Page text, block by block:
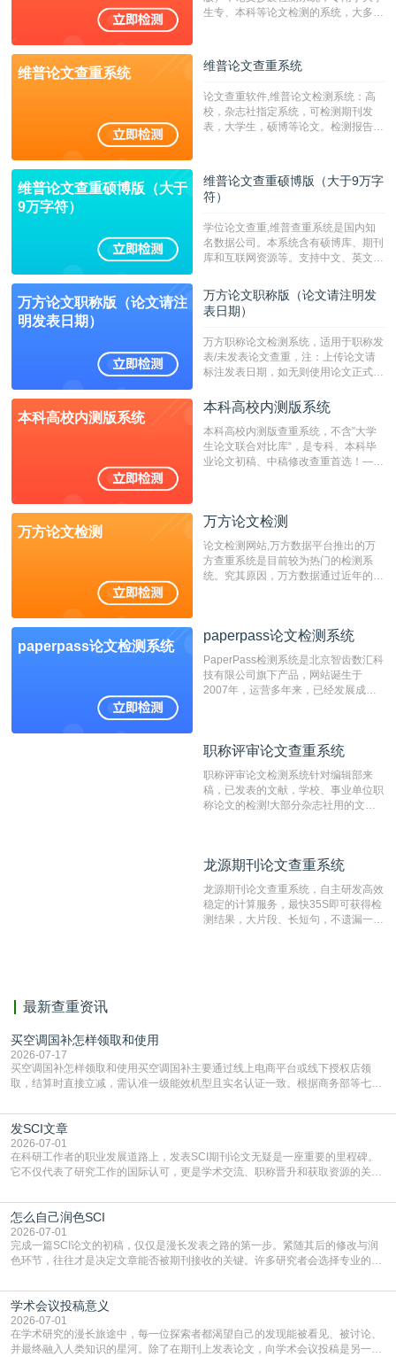
生专、本科等论文检测的系统，大多数
维普论文查重系统 维普论文查重系统
论文查重软件,维普论文检测系统：高
校，杂志社指定系统，可检测期刊发
表，大学生，硕博等论文。检测报告支
维普论文查重硕博版（大于
9万字符）
维普论文查重硕博版（大于9万字
符）
学位论文查重,维普查重系统是国内知
名数据公司。本系统含有硕博库、期刊
库和互联网资源等。支持中文、英文、
定院校！！！
万方论文职称版（论文请注
明发表日期）
万方论文职称版（论文请注明发
表日期）
万方职称论文检测系统，适用于职称发
表/未发表论文查重，注：上传论文请
标注发表日期，如无则使用论文正式发
成时间作为发表日期。
本科高校内测版系统
本科高校内测版系统
本科高校内测版查重系统，不含”大学
生论文联合对比库“，是专科、本科毕
业论文初稿、中稿修改查重首选！——
万方论文检测
万方论文检测
论文检测网站,万方数据平台推出的万
方查重系统是目前较为热门的检测系
统。究其原因，万方数据通过近年的发
非。其次，相对于知网而言，万方检测
重的推荐系统。
paperpass论文检测系统
paperpass论文检测系统
PaperPass检测系统是北京智齿数汇科
技有限公司旗下产品，网站诞生于
2007年，运营多年来，已经发展成为
检测速度快、精度高，市场反映良好。
职称评审论文查重系统
职称评审论文检测系统针对编辑部来
稿，已发表的文献，学校、事业单位职
称论文的检测!大部分杂志社用的文献
编辑部检测来稿和已发表的文献,检测
测时注意填写第一作者,才能排除已发
表文献复制比。（限制字符数1万）
龙源期刊论文查重系统
龙源期刊论文查重系统，自主研发高效
稳定的计算服务，最快35S即可获得检
测结果，大片段、长短句，不遗漏一处
最新查重资讯
买空调国补怎样领取和使用
2026-07-17
买空调国补怎样领取和使用买空调国补主要通过线上电商平台或线下授权店领
取，结算时直接立减‌，需认准一级能效机型且实名认证一致。根据商务部等七部
能领到补贴首选‌京东APP‌搜索专属口令(如【家电补贴1637】、【国补立省
4949】等，口令会随活动更新，以页面显示为准)进入补贴专场。淘宝/天猫也可
复制粘贴【8$FKFGgJq
发SCI文章
2026-07-01
在科研工作者的职业发展道路上，发表SCI期刊论文无疑是一座重要的里程碑。
它不仅代表了研究工作的国际认可，更是学术交流、职称晋升和获取资源的关键
战与困惑。从选题立意到投稿回应，每一步都需要精心的策略与扎实的工作。本
篇AEIC学术交流中心小编就为大家介绍“发SCI文章”。一、精准定位是成功的第
一步发表SCI文章，首要解决的问题是“投
怎么自己润色SCI
2026-07-01
完成一篇SCI论文的初稿，仅仅是漫长发表之路的第一步。紧随其后的修改与润
色环节，往往才是决定文章能否被期刊接收的关键。许多研究者会选择专业的语
质量，更能在此过程中深化对学术写作的理解。如何系统、高效地打磨自己的论
文，使其在语言和学术表达上更符合国际期刊的要求，是每位研究者值得投入学
习的技能。本篇AEIC学术交流中心小编就为大家介
学术会议投稿意义
2026-07-01
在学术研究的漫长旅途中，每一位探索者都渴望自己的发现能被看见、被讨论、
并最终融入人类知识的星河。除了在期刊上发表论文，向学术会议投稿是另一个